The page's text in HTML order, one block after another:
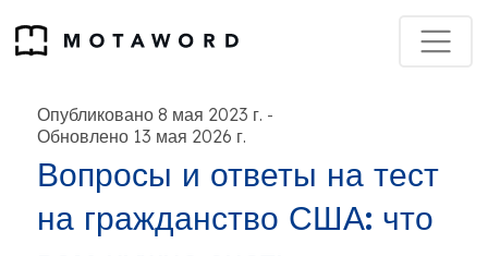
Опубликовано 8 мая 2023 г. -
Обновлено 13 мая 2026 г.
Вопросы и ответы на тест
на гражданство США: что